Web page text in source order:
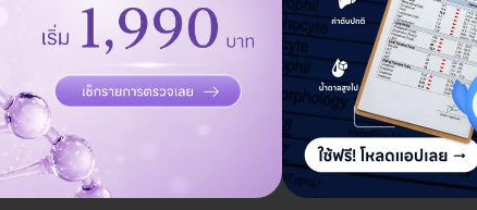
ราคาจองกับ HDmall
1,078 บาท
1,300 บาท ประหยัด 17%